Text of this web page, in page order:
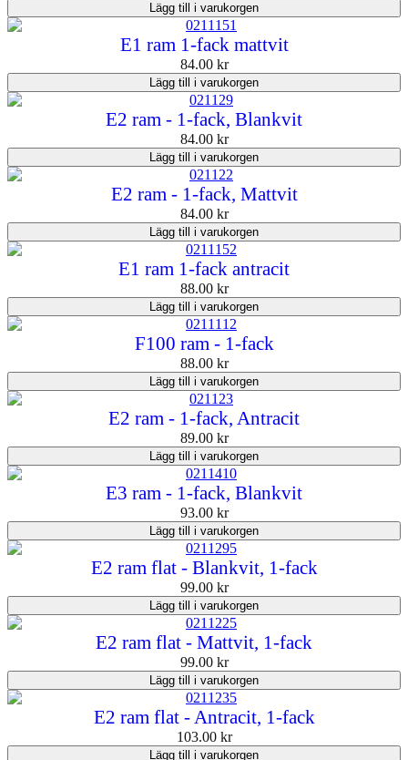
Lägg till i varukorgen
E1 ram 1-fack mattvit
84.00 kr
Lägg till i varukorgen
E2 ram - 1-fack, Blankvit
84.00 kr
Lägg till i varukorgen
E2 ram - 1-fack, Mattvit
84.00 kr
Lägg till i varukorgen
E1 ram 1-fack antracit
88.00 kr
Lägg till i varukorgen
F100 ram - 1-fack
88.00 kr
Lägg till i varukorgen
E2 ram - 1-fack, Antracit
89.00 kr
Lägg till i varukorgen
E3 ram - 1-fack, Blankvit
93.00 kr
Lägg till i varukorgen
E2 ram flat - Blankvit, 1-fack
99.00 kr
Lägg till i varukorgen
E2 ram flat - Mattvit, 1-fack
99.00 kr
Lägg till i varukorgen
E2 ram flat - Antracit, 1-fack
103.00 kr
Lägg till i varukorgen